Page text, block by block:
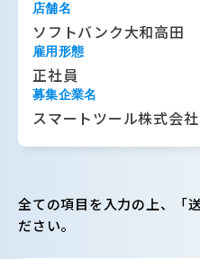
店舗名
ソフトバンク大和高田
雇用形態
正社員
募集企業名
スマートツール株式会社
全ての項目を入力の上、「
ださい。